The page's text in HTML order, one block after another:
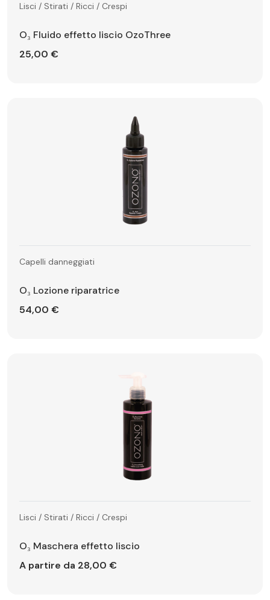
Lisci / Stirati / Ricci / Crespi
O₃ Fluido effetto liscio OzoThree
25,00 €
Capelli danneggiati
O₃ Lozione riparatrice
54,00 €
Lisci / Stirati / Ricci / Crespi
O₃ Maschera effetto liscio
A partire da 28,00 €